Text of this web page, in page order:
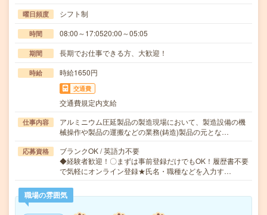
曜日頻度 シフト制
時間 08:00～17:0520:00～05:05
期間 長期でお仕事できる方、大歓迎！
時給 時給1650円
交通費
交通費規定内支給
仕事内容
アルミニウム圧延製品の製造現場において、製造設備の機
械操作や製品の運搬などの業務(鋳造)製品の元とな…
応募資格
ブランクOK / 英語力不要
◆経験者歓迎！〇まずは事前登録だけでもOK！履歴書不要
で気軽にオンライン登録★氏名・職種などを入力す…
職場の雰囲気